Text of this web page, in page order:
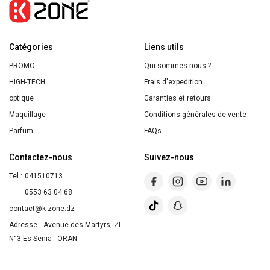
Gel
Surgras
Visage
et
Corps
400ml
Catégories
PROMO
HIGH-TECH
optique
Maquillage
Parfum
Liens utils
Qui sommes nous ?
Frais d'expedition
Garanties et retours
Conditions générales de vente
FAQs
Contactez-nous
Tel : 041510713
0553 63 04 68
contact@k-zone.dz
Adresse : Avenue des Martyrs, ZI
N°3 Es-Senia - ORAN
Suivez-nous